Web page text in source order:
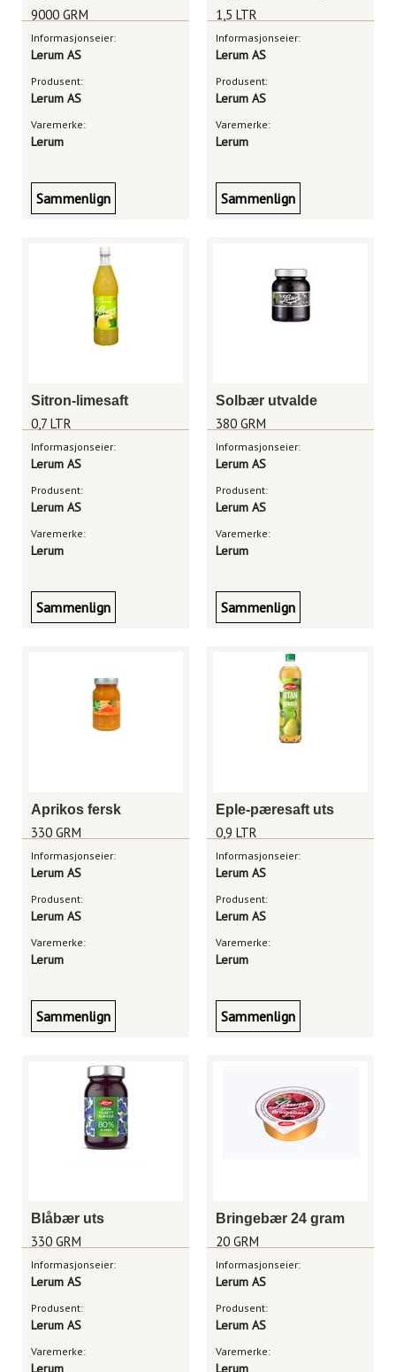
9000 GRM
Informasjonseier:
Lerum AS
Produsent:
Lerum AS
Varemerke:
Lerum
Sammenlign
1,5 LTR
Informasjonseier:
Lerum AS
Produsent:
Lerum AS
Varemerke:
Lerum
Sammenlign
Sitron-limesaft
0,7 LTR
Informasjonseier:
Lerum AS
Produsent:
Lerum AS
Varemerke:
Lerum
Sammenlign
Solbær utvalde
380 GRM
Informasjonseier:
Lerum AS
Produsent:
Lerum AS
Varemerke:
Lerum
Sammenlign
Aprikos fersk
330 GRM
Informasjonseier:
Lerum AS
Produsent:
Lerum AS
Varemerke:
Lerum
Sammenlign
Eple-pæresaft uts
0,9 LTR
Informasjonseier:
Lerum AS
Produsent:
Lerum AS
Varemerke:
Lerum
Sammenlign
Blåbær uts
330 GRM
Informasjonseier:
Lerum AS
Produsent:
Lerum AS
Varemerke:
Lerum
Bringebær 24 gram
20 GRM
Informasjonseier:
Lerum AS
Produsent:
Lerum AS
Varemerke:
Lerum